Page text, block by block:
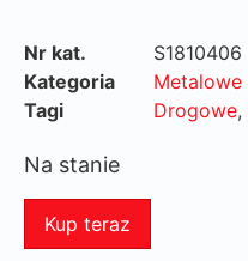
Nr kat.
S1810406
Kategoria
Metalowe
Tagi
Drogowe,
Na stanie
Kup teraz